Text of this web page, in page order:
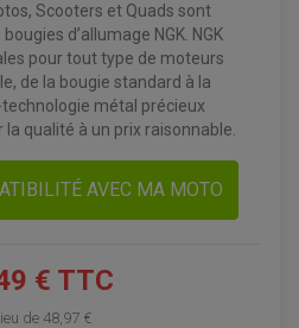
Scooters et Quads sont
d’allumage NGK. NGK
pour tout type de moteurs
de la bougie standard à la
métal précieux
qualité à un prix raisonnable.
AVEC MA MOTO
€ TTC
de 48,97 €